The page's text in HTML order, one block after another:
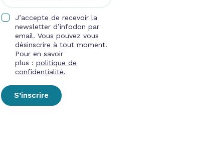
J’accepte de recevoir la
newsletter d’infodon par
email. Vous pouvez vous
désinscrire à tout moment.
Pour en savoir
plus : politique de
confidentialité.
S’inscrire